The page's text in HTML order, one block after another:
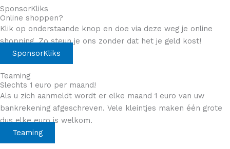
SponsorKliks
Online shoppen?
Klik op onderstaande knop en doe via deze weg je online
shopping. Zo steun je ons zonder dat het je geld kost!
SponsorKliks
Teaming
Slechts 1 euro per maand!
Als u zich aanmeldt wordt er elke maand 1 euro van uw
bankrekening afgeschreven. Vele kleintjes maken één grote
dus elke euro is welkom.
Teaming